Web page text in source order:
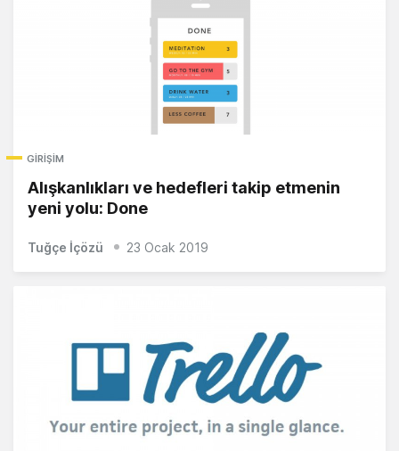
GIRIŞIM
Alışkanlıkları ve hedefleri takip etmenin
yeni yolu: Done
Tuğçe İçözü 23 Ocak 2019